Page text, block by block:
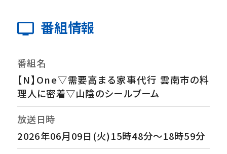
番組情報
番組名
【N】One▽需要高まる家事代行 雲南市の料
理人に密着▽山陰のシールブーム
放送日時
2026年06月09日(火)15時48分～18時59分